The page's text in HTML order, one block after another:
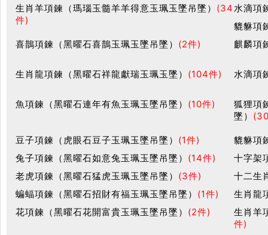
生肖羊項鍊（瑪瑙玉髓羊羊得意玉珮玉墜吊墜） (34
件)
水滴項
貔貅項
喜鵲項鍊（黑曜石喜鵲玉珮玉墜吊墜） (2件) 麒麟項
生肖龍項鍊（黑曜石祥龍獻瑞玉珮玉墜） (104件) 水滴項
魚項鍊（黑曜石連年有魚玉珮玉墜吊墜） (10件)
狐狸項
墜）
豆子項鍊（虎眼石豆子玉珮玉墜吊墜） (1件)
貔貅項
兔子項鍊（黑曜石如意兔玉珮玉墜吊墜） (14件)
十字架
老虎項鍊（黑曜石猛虎玉珮玉墜吊墜） (3件)
十二生
蝙蝠項鍊（黑曜石招財有福玉珮玉墜吊墜） (1件)
生肖龍
花項鍊（黑曜石花開富貴玉珮玉墜吊墜） (2件)
生肖羊
件)